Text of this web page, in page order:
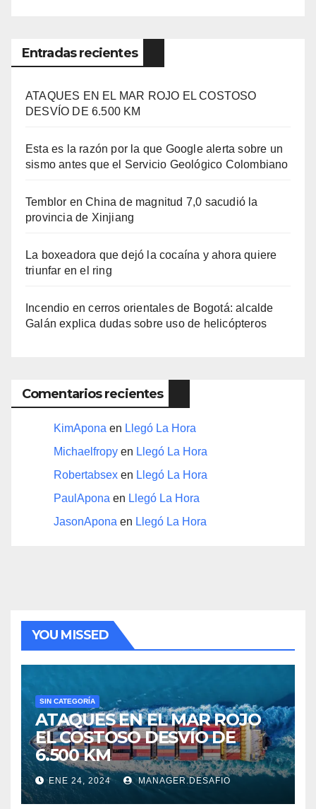
Entradas recientes
ATAQUES EN EL MAR ROJO EL COSTOSO
DESVÍO DE 6.500 KM
Esta es la razón por la que Google alerta sobre un
sismo antes que el Servicio Geológico Colombiano
Temblor en China de magnitud 7,0 sacudió la
provincia de Xinjiang
La boxeadora que dejó la cocaína y ahora quiere
triunfar en el ring​
Incendio en cerros orientales de Bogotá: alcalde
Galán explica dudas sobre uso de helicópteros
Comentarios recientes
KimApona en Llegó La Hora
Michaelfropy en Llegó La Hora
Robertabsex en Llegó La Hora
PaulApona en Llegó La Hora
JasonApona en Llegó La Hora
YOU MISSED
SIN CATEGORÍA
ATAQUES EN EL MAR ROJO
EL COSTOSO DESVÍO DE
6.500 KM
ENE 24, 2024 MANAGER.DESAFIO